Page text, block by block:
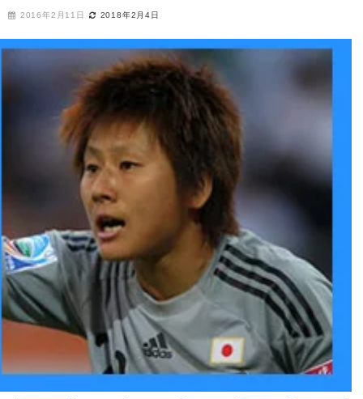
2016年2月11日 2018年2月4日